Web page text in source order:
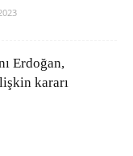
Erdoğan,
kararı